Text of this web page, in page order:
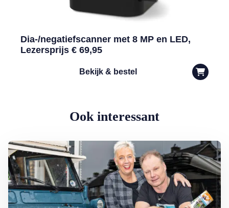
Dia-/negatiefscanner met 8 MP en LED,
Lezersprijs € 69,95
Bekijk & bestel
Ook interessant
Lees meer over Ingrid en Hans van Gijs uit Moordrecht: ‘Allemaal